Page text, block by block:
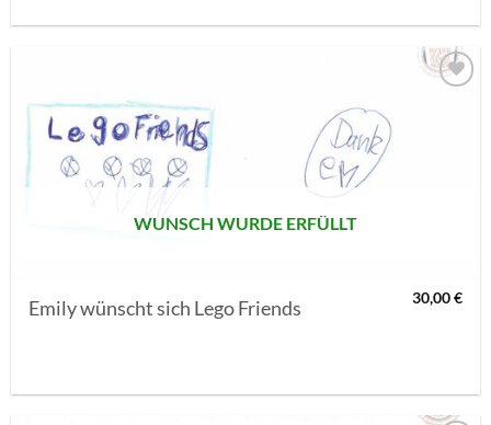
MERKLISTE
SETZEN
WUNSCH WURDE ERFÜLLT
Emily wünscht sich Lego Friends 30,00€